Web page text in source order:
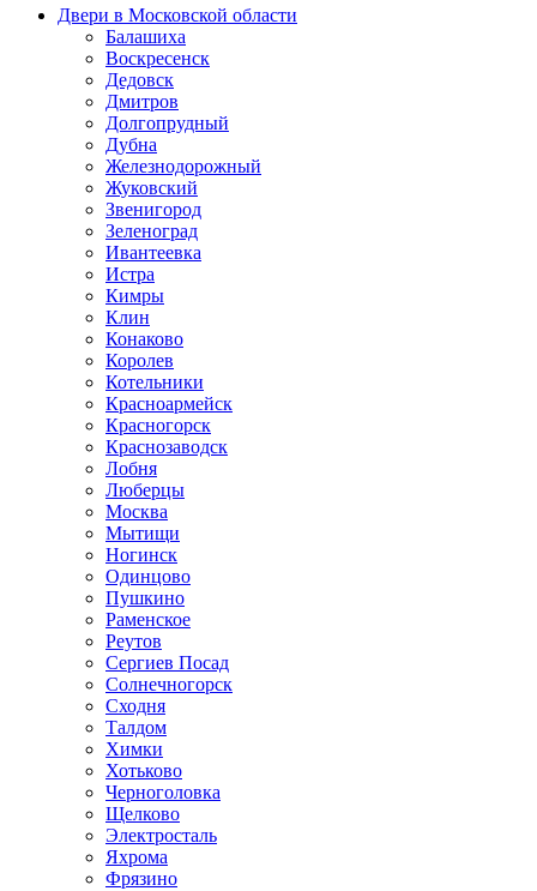
Двери в Московской области
Балашиха
Воскресенск
Дедовск
Дмитров
Долгопрудный
Дубна
Железнодорожный
Жуковский
Звенигород
Зеленоград
Ивантеевка
Истра
Кимры
Клин
Конаково
Королев
Котельники
Красноармейск
Красногорск
Краснозаводск
Лобня
Люберцы
Москва
Мытищи
Ногинск
Одинцово
Пушкино
Раменское
Реутов
Сергиев Посад
Солнечногорск
Сходня
Талдом
Химки
Хотьково
Черноголовка
Щелково
Электросталь
Яхрома
Фрязино